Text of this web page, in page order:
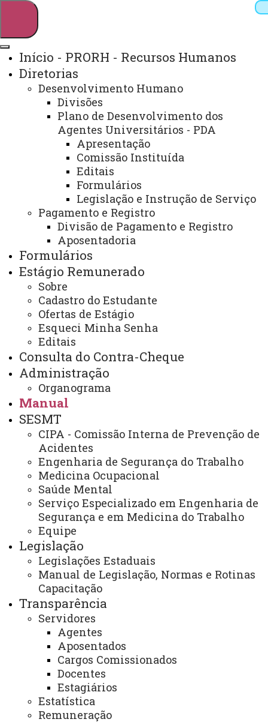
Webmail Sistemas
Telefones
Arquivo Virtual
Campus
Início - PRORH - Recursos Humanos
Diretorias
Desenvolvimento Humano
Divisões
Plano de Desenvolvimento dos
Agentes Universitários - PDA
Apresentação
Comissão Instituída
Editais
Formulários
Legislação e Instrução de Serviço
Pagamento e Registro
Divisão de Pagamento e Registro
Aposentadoria
Formulários
Estágio Remunerado
Sobre
Cadastro do Estudante
Ofertas de Estágio
Esqueci Minha Senha
Editais
Consulta do Contra-Cheque
Administração
Organograma
Manual
SESMT
CIPA - Comissão Interna de Prevenção de
Acidentes
Engenharia de Segurança do Trabalho
Medicina Ocupacional
Saúde Mental
Serviço Especializado em Engenharia de
Segurança e em Medicina do Trabalho
Equipe
Legislação
Legislações Estaduais
Manual de Legislação, Normas e Rotinas
Capacitação
Transparência
Servidores
Agentes
Aposentados
Cargos Comissionados
Docentes
Estagiários
Estatística
Remuneração
Início
Estágio
Remunerado
Legislação
Estadual
Manual
Licença à Gala ou Casamento
É a licença concedida ao servidor, sem prejuízo no
salário, em caso de contrair matrimônio. O servidor tem
direito a alguns dias de afastamento abonados e
justificados por Lei, conforme abaixo:
Efetivo ou Comissionado
08 (oito) dias a contar da Certidão de Casamento
Celetista
03 (três) dias a contar da data de Certidão de
Casamento
Contrato de Regime Especial
05 (cinco) dias a contar da data de Certidão de
Casamento
Fundamento/Previsão Legal:
Decreto-lei nº 5452/43 artigo 473
http://www.planalto.gov.br/ccivil/decreto-
lei/del5452.htm